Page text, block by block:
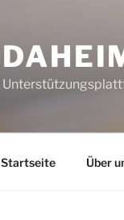
Startseite Über